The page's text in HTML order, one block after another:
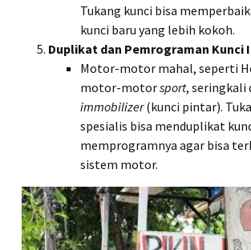
Tukang kunci bisa
kunci baru yang lebih kokoh.
Duplikat dan Pemrograman Kunci
Motor-motor mahal, seperti
motor-motorsport, seringkali
immobilizer(kunci pintar).
spesialis bisa menduplikat
memprogramnya agar bisa
sistem motor.